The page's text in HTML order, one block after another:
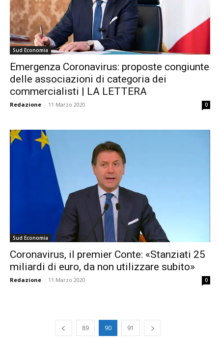
Sud Economia
Emergenza Coronavirus: proposte congiunte
delle associazioni di categoria dei
commercialisti | LA LETTERA
Redazione - 11 Marzo 2020 0
Sud Economia
Coronavirus, il premier Conte: «Stanziati 25
miliardi di euro, da non utilizzare subito»
Redazione - 11 Marzo 2020 0
89 90 91